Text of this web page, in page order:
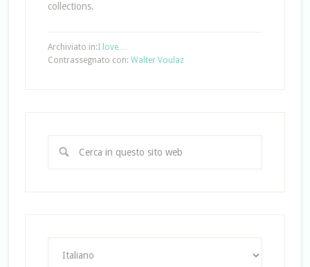
collections.
Archiviato in:I love…
Contrassegnato con: Walter Voulaz